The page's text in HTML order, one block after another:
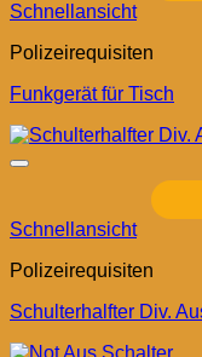
Schnellansicht
Polizeirequisiten
Funkgerät für Tisch
Schnellansicht
Polizeirequisiten
Schulterhalfter Div.